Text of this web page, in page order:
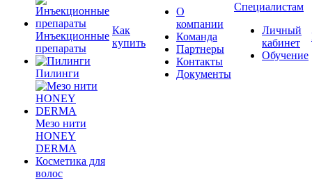
Инъекционные
препараты
Пилинги
Мезо нити
HONEY
DERMA
Косметика для
волос
Как
купить
О
компании
Команда
Партнеры
Контакты
Документы
Специалистам
Личный
кабинет
Обучение